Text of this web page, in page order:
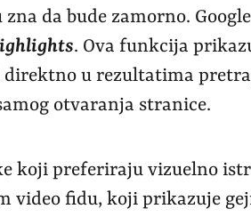
zna da bude zamorno.
. Ova funkcija
u rezultatima
otvaranja stranice.
koji preferiraju vizuelno
video fidu, koji prikazuje